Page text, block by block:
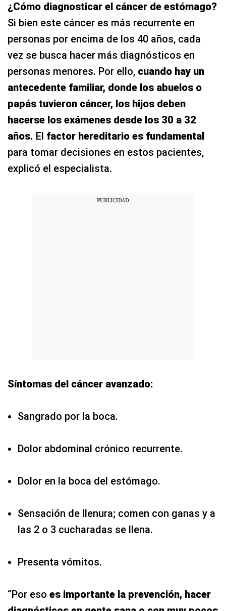
¿Cómo diagnosticar el cáncer de estómago?
Si bien este cáncer es más recurrente en
personas por encima de los 40 años, cada
vez se busca hacer más diagnósticos en
personas menores. Por ello, cuando hay un
antecedente familiar, donde los abuelos o
papás tuvieron cáncer, los hijos deben
hacerse los exámenes desde los 30 a 32
años. El factor hereditario es fundamental
para tomar decisiones en estos pacientes,
explicó el especialista.
Síntomas del cáncer avanzado:
Sangrado por la boca.
Dolor abdominal crónico recurrente.
Dolor en la boca del estómago.
Sensación de llenura; comen con ganas y a
las 2 o 3 cucharadas se llena.
Presenta vómitos.
“Por eso es importante la prevención, hacer